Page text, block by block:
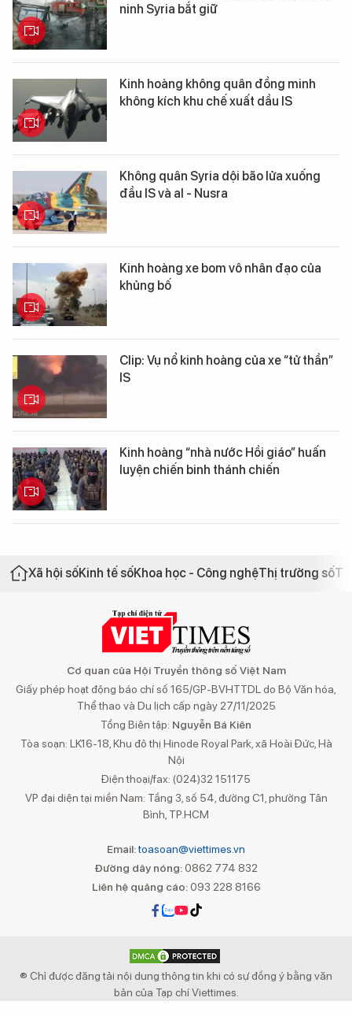
ninh Syria bắt giữ
Kinh hoàng không quân đồng minh
không kích khu chế xuất dầu IS
Không quân Syria dội bão lửa xuống
đầu IS và al - Nusra
Kinh hoàng xe bom vô nhân đạo của
khủng bố
Clip: Vụ nổ kinh hoàng của xe “tử thần”
IS
Kinh hoàng “nhà nước Hồi giáo” huấn
luyện chiến binh thánh chiến
Xã hội sốKinh tế sốKhoa học - Công nghệThị trường số
Cơ quan của Hội Truyền thông số Việt Nam
Giấy phép hoạt động báo chí số 165/GP-BVHTTDL do Bộ Văn hóa,
Thể thao và Du lịch cấp ngày 27/11/2025
Tổng Biên tập: Nguyễn Bá Kiên
Tòa soạn: LK16-18, Khu đô thị Hinode Royal Park, xã Hoài Đức, Hà
Nội
Điện thoại/fax: (024)32 151175
VP đại diện tại miền Nam: Tầng 3, số 54, đường C1, phường Tân
Bình, TP.HCM
Email:toasoan@viettimes.vn
Đường dây nóng: 0862 774 832
Liên hệ quảng cáo:093 228 8166
® Chỉ được đăng tải nội dung thông tin khi có sự đồng ý bằng văn
bản của Tạp chí Viettimes.